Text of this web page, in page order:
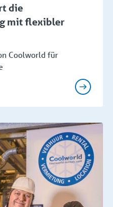
die
mit flexibler
Coolworld für